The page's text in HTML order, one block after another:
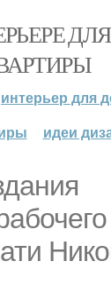
интерьер для
идеи